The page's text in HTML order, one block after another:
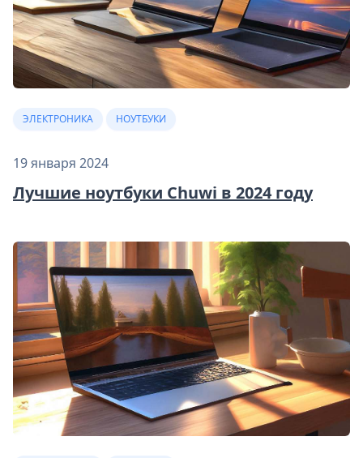
ЭЛЕКТРОНИКА НОУТБУКИ
19 января 2024
Лучшие ноутбуки Chuwi в 2024 году